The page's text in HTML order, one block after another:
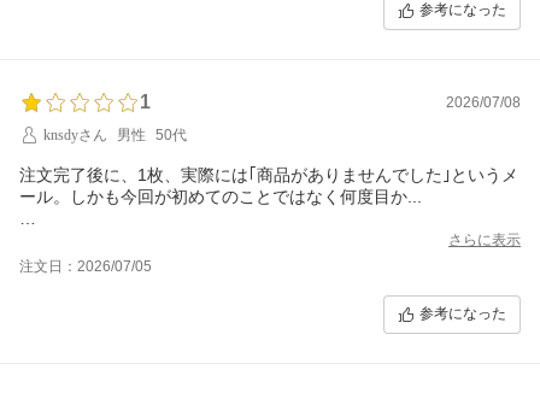
参考になった
1
2026/07/08
knsdyさん
男性 50代
注文完了後に、1枚、実際には｢商品がありませんでした｣というメ
ール。しかも今回が初めてのことではなく何度目か...
本日他の商品を受け取ったが、また別のCDが1枚入っていません
でした(問い合わせ中)。在庫管理も配送センターも杜撰すぎる気が
今回、CD19点(全て状態は｢非常に良い｣)購入させていただきまし
さらに表示
注文日：2026/07/05
参考になった